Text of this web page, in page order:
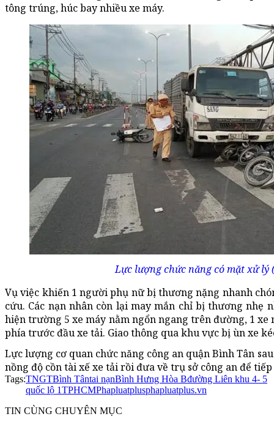
tông trúng, húc bay nhiều xe máy.
Lực lượng chức năng có mặt xử lý
Vụ việc khiến 1 người phụ nữ bị thương nặng nhanh
cứu. Các nạn nhân còn lại may mắn chỉ bị thương nhẹ
hiện trường 5 xe máy nằm ngổn ngang trên đường, 1 xe
phía trước đầu xe tải. Giao thông qua khu vực bị ùn xe
Lực lượng cơ quan chức năng công an quận Bình Tân
nồng độ cồn tài xế xe tải rồi đưa về trụ sở công an để
Tags:TNGTBình Tântai nạnBình Hưng Hòa Bđường Liên khu 4- 5
quốc lộ 1TPHCMPhapluatplusphapluatplus.vn
TIN CÙNG CHUYÊN MỤC